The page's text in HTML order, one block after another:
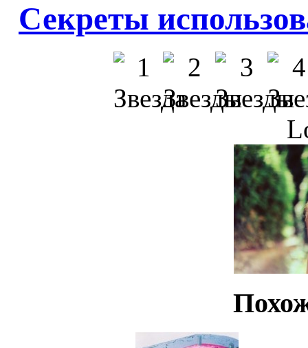
Секреты